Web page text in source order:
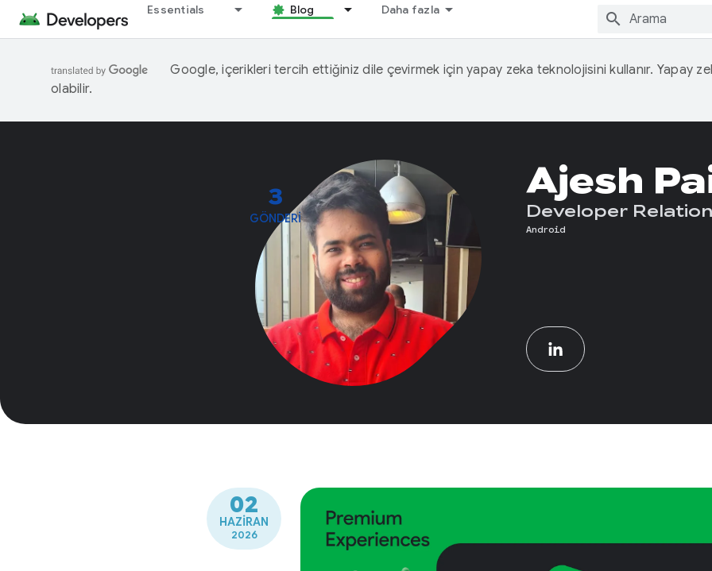
Essentials Blog Daha fazla
Google, içerikleri tercih ettiğiniz dile çevirmek için yapay zeka teknolojisini kullanır. Yapay
olabilir.
3
GÖNDERI
Ajesh
Developer
Android
02
HAZIRAN
2026